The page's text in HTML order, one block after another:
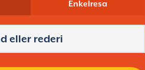
Enkelresa